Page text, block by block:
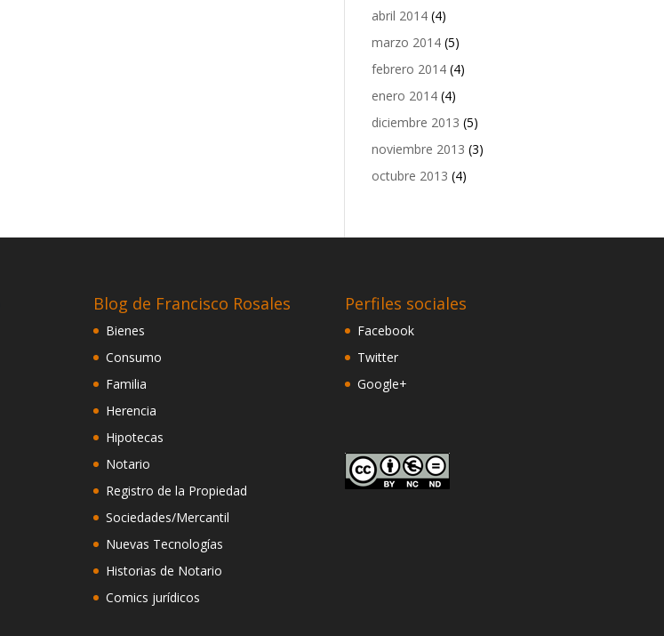
abril 2014 (4)
marzo 2014 (5)
febrero 2014 (4)
enero 2014 (4)
diciembre 2013 (5)
noviembre 2013 (3)
octubre 2013 (4)
Blog de Francisco Rosales
Bienes
Consumo
Familia
Herencia
Hipotecas
Notario
Registro de la Propiedad
Sociedades/Mercantil
Nuevas Tecnologías
Historias de Notario
Comics jurídicos
Perfiles sociales
Facebook
Twitter
Google+